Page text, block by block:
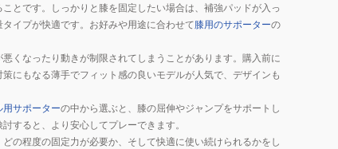
とです。しっかりと膝を固定したい場合は、補強パッドが入っ
イプが快適です。お好みや用途に合わせて膝用のサポーターの
くなったり動きが制限されてしまうことがあります。購入前に
にもなる薄手でフィット感の良いモデルが人気で、デザインも
サポーターの中から選ぶと、膝の屈伸やジャンプをサポートし
すると、より安心してプレーできます。
の程度の固定力が必要か、そして快適に使い続けられるかをし